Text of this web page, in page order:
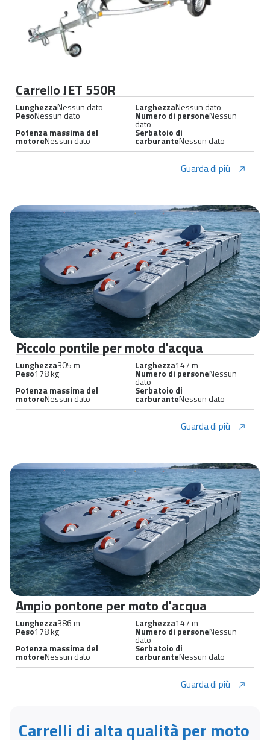
Carrello JET 550R
LunghezzaNessun dato LarghezzaNessun dato
PesoNessun dato Numero di personeNessun
dato
Potenza massima del
motoreNessun dato
Serbatoio di
carburanteNessun dato
Guarda di più
Piccolo pontile per moto d'acqua
Lunghezza305 m Larghezza147 m
Peso178 kg Numero di personeNessun
dato
Potenza massima del
motoreNessun dato
Serbatoio di
carburanteNessun dato
Guarda di più
Ampio pontone per moto d'acqua
Lunghezza386 m Larghezza147 m
Peso178 kg Numero di personeNessun
dato
Potenza massima del
motoreNessun dato
Serbatoio di
carburanteNessun dato
Guarda di più
Carrelli di alta qualità per moto